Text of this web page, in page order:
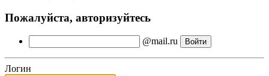
Пожалуйста, авторизуйтесь
@mail.ru
Логин